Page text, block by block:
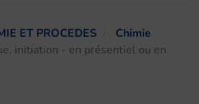
ET PROCEDES
Chimie
initiation - en présentiel ou en